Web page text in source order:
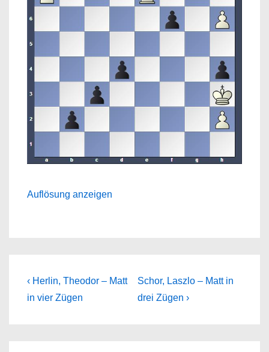
Auflösung anzeigen
Beitragsnavigation
Previous
Post
‹ Herlin, Theodor – Matt
in vier Zügen
Next
Post
Schor, Laszlo – Matt in
drei Zügen ›